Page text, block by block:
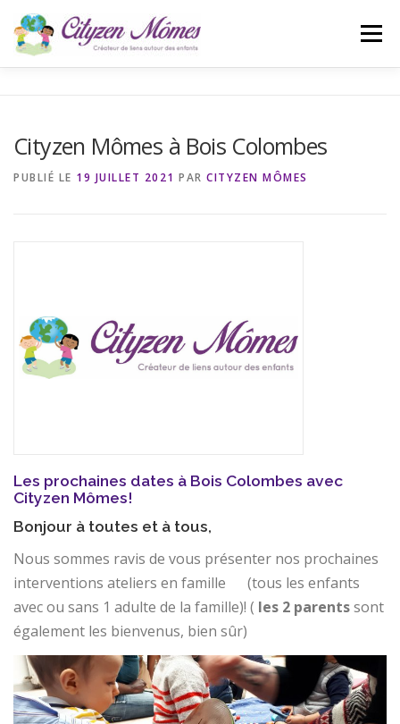
contenu
Menu
CONTACT
Cityzen Mômes à Bois Colombes
PUBLIÉ LE 19 JUILLET 2021 PAR CITYZEN MÔMES
Les prochaines dates à Bois Colombes avec
Cityzen Mômes!
Bonjour à toutes et à tous,
Nous sommes ravis de vous présenter nos prochaines
interventions ateliers en famille
(tous les enfants
avec ou sans 1 adulte de la famille)! ( les 2 parentssont
également les bienvenus, bien sûr)